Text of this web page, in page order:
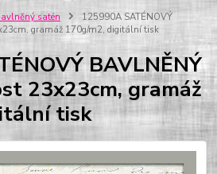
satén
125990A SATÉNOVÝ
gramáž 170g/m2, digitální tisk
BAVLNĚNÝ
23x23cm, gramáž
tisk